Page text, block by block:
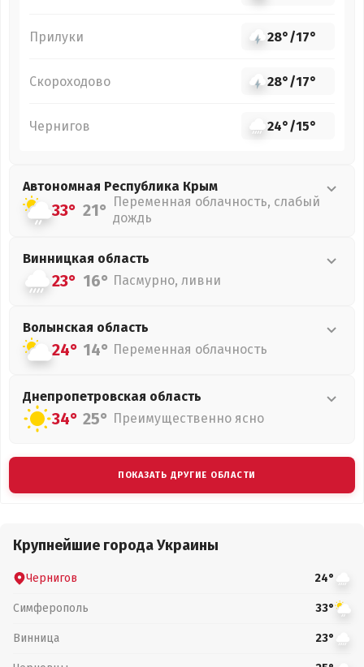
Прилуки 28°/17°
Скороходово 28°/17°
Чернигов 24°/15°
Автономная Республика Крым
33° 21° Переменная облачность, слабый
дождь
Винницкая область
23° 16° Пасмурно, ливни
Волынская область
24° 14° Переменная облачность
Днепропетровская область
34° 25° Преимущественно ясно
ПОКАЗАТЬ ДРУГИЕ ОБЛАСТИ
Крупнейшие города Украины
Чернигов 24°
Симферополь 33°
Винница 23°